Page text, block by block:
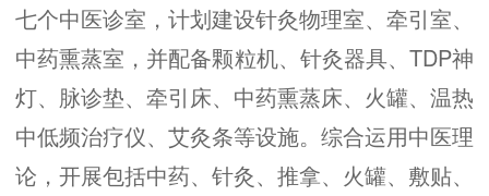
七个中医诊室，计划建设针灸物理室、牵引室、
中药熏蒸室，并配备颗粒机、针灸器具、TDP神
灯、脉诊垫、牵引床、中药熏蒸床、火罐、温热
中低频治疗仪、艾灸条等设施。综合运用中医理
论，开展包括中药、针灸、推拿、火罐、敷贴、